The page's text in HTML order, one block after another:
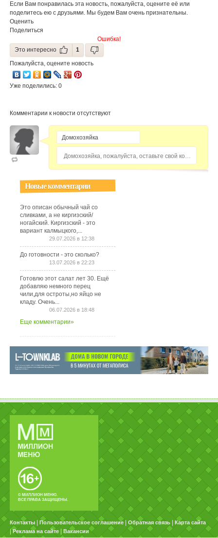
Если Вам понравилась эта новость, пожалуйста, оцените её или
поделитесь ею с друзьями. Мы будем Вам очень признательны.
Оценить
Поделиться
Ошибка!
Это интересно
1
Пожалуйста, оцените новость
Уже поделились: 0
Комментарии к новости отсутствуют
Домохозяйка, пожалуйста, оставьте свой комментарий...
Новые комментарии
Это описан обычный чай со
сливками, а не киргизский/
ногайский. Киргизский - это
вариант калмыцкого,...
29.07.2026 в 12:38
До готовности - это сколько?
13.07.2026 в 22:23
Готовлю этот салат лет 30. Ещё
добавляю немного перец
чили,для остроты,но яйцо не
кладу. Очень...
06.07.2026 в 18:48
Еще комментарии»
© МИЛЛИОН МЕНЮ.
ВСЕ ПРАВА ЗАЩИЩЕНЫ.
Контакты Пользовательское соглашение Обратная связь Карта сайта
|Реклама на сайте Вакансии